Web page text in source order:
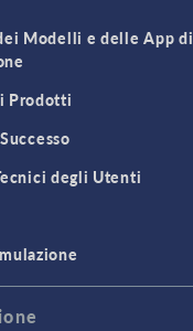
Modelli e delle App di
Prodotti
degli Utenti